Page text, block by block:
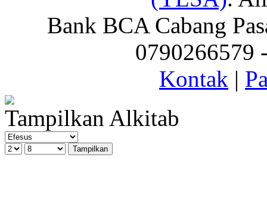
Bank BCA Cabang
0790266579
Kontak |
Tampilkan Alkitab